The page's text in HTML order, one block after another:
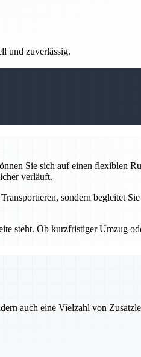
und zuverlässig.
Sie sich auf einen flexiblen
verläuft.
sondern begleitet
steht. Ob kurzfristiger Umzug
auch eine Vielzahl von